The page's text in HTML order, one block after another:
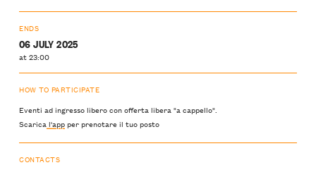
ENDS
06 JULY 2025
at 23:00
HOW TO PARTICIPATE
Eventi ad ingresso libero con offerta libera "a cappello".
Scarical'appper prenotare il tuo posto
CONTACTS